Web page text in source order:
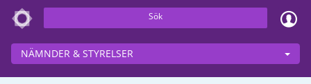
Sök
NÄMNDER & STYRELSER